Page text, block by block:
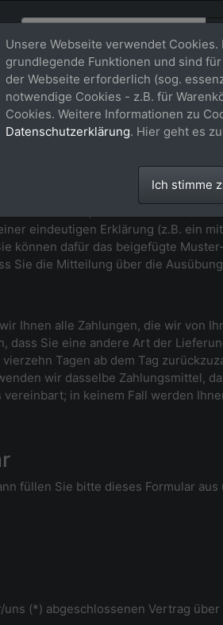
Angabe von Gründen diesen
auszuüben, müssen Sie uns
eindeutigen Erklärung (z.B. ein
können dafür das beigefügte
Sie die Mitteilung über die
Ihnen alle Zahlungen, die wir von
dass Sie eine andere Art der
Tagen ab dem Tag
wir dasselbe Zahlungsmittel,
in keinem Fall werden
füllen Sie bitte dieses Formular
(*) abgeschlossenen Vertrag
Unsere Webseite verwendet
grundlegende Funktionen und sind
der Webseite erforderlich (sog.
notwendige Cookies - z.B. für
Cookies. Weitere Informationen zu
Datenschutzerklärung. Hier geht es
Ich stimme